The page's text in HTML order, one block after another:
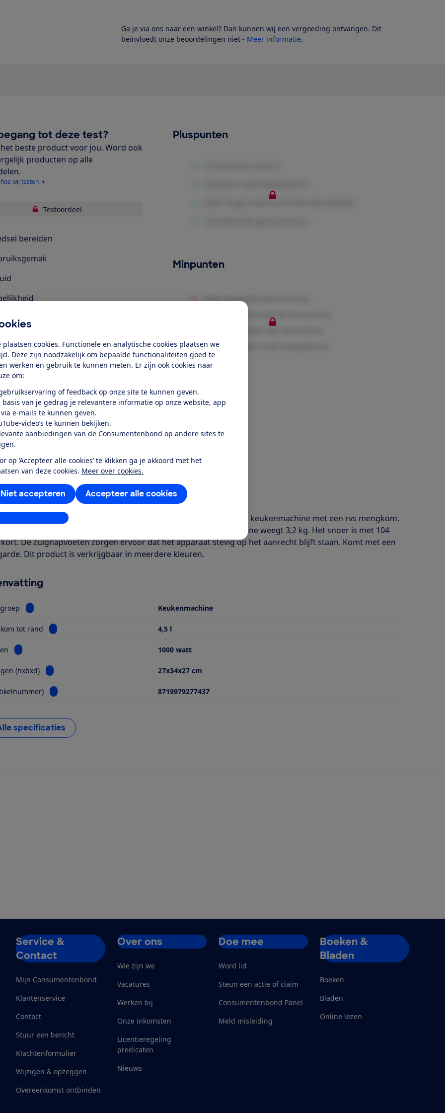
plaatsen cookies. Functionele en analytische cookies plaatsen we
Deze zijn noodzakelijk om bepaalde functionaliteiten goed te
werken en gebruik te kunnen meten. Er zijn ook cookies naar
om:
of feedback op onze site te kunnen geven.
basis van je gedrag je relevantere informatie op onze website, app
e-mails te kunnen geven.
video’s te kunnen bekijken.
aanbiedingen van de Consumentenbond op andere sites te
op ‘Accepteer alle cookies’ te klikken ga je akkoord met het
van deze cookies. Meer over cookies.
Accepteer alle cookies
Niet accepteren
aanpassen
Ga je via ons naar een winkel? Dan kunnen wij een vergoeding ontvangen. Dit
beïnvloedt onze beoordelingen niet - Meer informatie.
tot deze test?
beste product voor jou. Word ook
producten op alle
wij testen
Testoordeel
bereiden
standby-stand
toegang tot deze test?
Al lid? Log in
Pluspunten
Minpunten
dit product
door de Consumentenbond
Kitchen Chef Elements 4.5L Black 22.9062.00.00 is een zwarte keukenmachine met een rvs mengkom.
kom past tot de rand 4,5 liter. Deze lichtgewicht keukenmachine weegt 3,2 kg. Het snoer is met 104
De zuignapvoeten zorgen ervoor dat het apparaat stevig op het aanrecht blijft staan. Komt met een
Dit product is verkrijgbaar in meerdere kleuren.
Bekijk informatie voor Productgroep Keukenmachine
tot rand Bekijk informatie voor Inhoud kom tot rand
4,5 l
Bekijk informatie voor Vermogen 1000 watt
(hxbxd) Bekijk informatie voor Afmetingen (hxbxd)
27x34x27 cm
Bekijk informatie voor EAN (artikelnummer)
8719979277437
specificaties
Service &
Contact
Mijn Consumentenbond
Klantenservice
Contact
Stuur een bericht
Klachtenformulier
Wijzigen & opzeggen
Overeenkomst ontbinden
Over ons
Wie zijn we
Vacatures
Werken bij
Onze inkomsten
Licentieregeling
predicaten
Nieuws
Doe mee
Word lid
Steun een actie of claim
Consumentenbond Panel
Meld misleiding
Boeken &
Bladen
Boeken
Bladen
Online lezen